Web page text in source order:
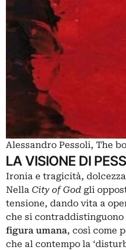
Alessandro Pessoli, The
LA VISIONE DI
Ironia e tragicità,
Nella City of God gli
tensione, dando vita a
che si
figura umana, così come
che al contempo la